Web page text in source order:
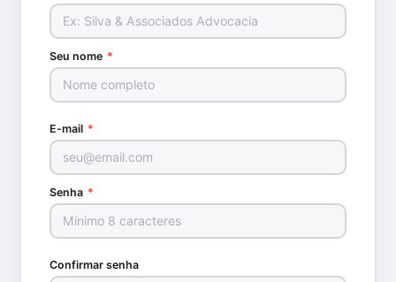
Seu nome *
E-mail *
Senha *
Confirmar senha